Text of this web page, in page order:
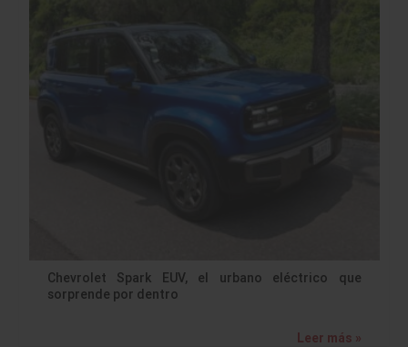
Chevrolet Spark EUV, el urbano eléctrico que
sorprende por dentro
Leer más »